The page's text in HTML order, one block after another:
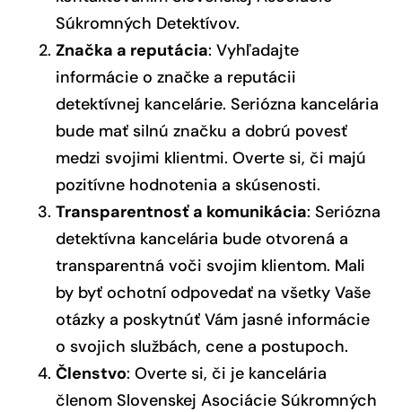
Súkromných Detektívov.
Značka a reputácia: Vyhľadajte
informácie o značke a reputácii
detektívnej kancelárie. Seriózna kancelária
bude mať silnú značku a dobrú povesť
medzi svojimi klientmi. Overte si, či majú
pozitívne hodnotenia a skúsenosti.
Transparentnosť a komunikácia: Seriózna
detektívna kancelária bude otvorená a
transparentná voči svojim klientom. Mali
by byť ochotní odpovedať na všetky Vaše
otázky a poskytnúť Vám jasné informácie
o svojich službách, cene a postupoch.
Členstvo: Overte si, či je kancelária
členom Slovenskej Asociácie Súkromných